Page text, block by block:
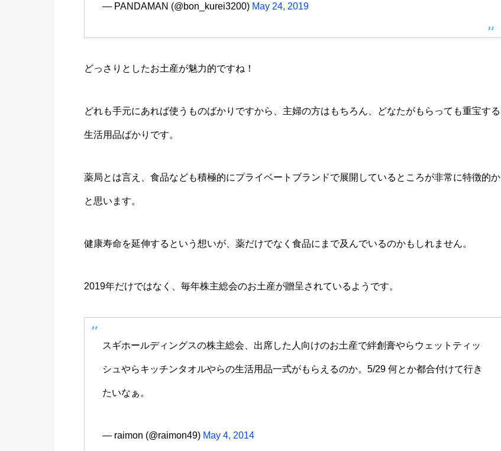
— PANDAMAN (@bon_kurei3200) May 24, 2019
どっさりとしたお土産が魅力的ですね！
どれも手元にあれば使うものばかりですから、主婦の方はもちろん、どなたがもらっても重宝する
生活用品ばかりです。
薬局とは言え、食品なども積極的にプライベートブランドで展開しているところが非常に特徴的か
と思います。
健康寿命を延伸するという想いが、薬だけでなく食品にまで及んでいるのかもしれません。
2019年だけではなく、毎年株主総会のお土産が贈呈されているようです。
スギホールディングスの株主総会、出席した人向けのお土産で絆創膏やらウェットティッ
シュやらキッチンタオルやらの生活用品一式がもらえるのか。5/29 何とか都合付けて行き
たいなぁ。
— raimon (@raimon49) May 4, 2014